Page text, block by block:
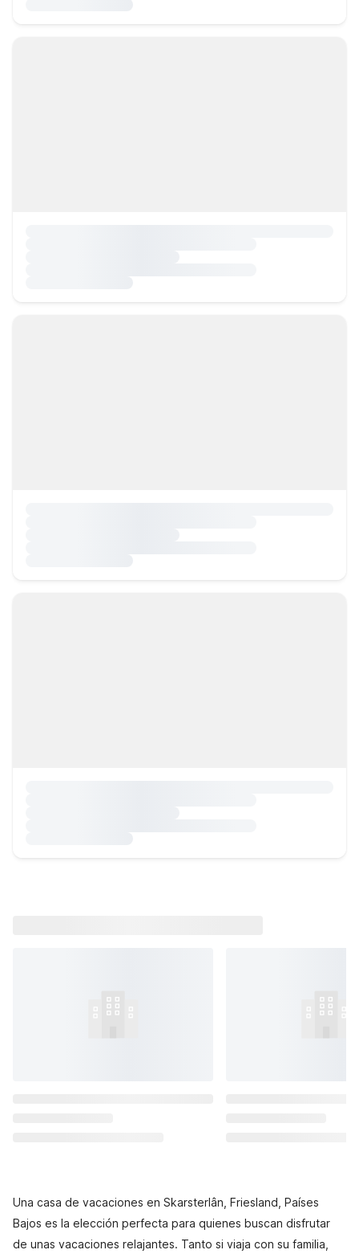
Una casa de vacaciones en Skarsterlân, Friesland, Países
Bajos es la elección perfecta para quienes buscan disfrutar
de unas vacaciones relajantes. Tanto si viaja con su familia,